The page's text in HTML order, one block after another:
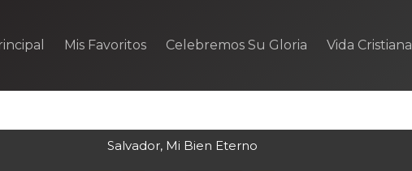
Mis Favoritos Celebremos Su Gloria Vida Cristiana
Salvador, Mi Bien Eterno